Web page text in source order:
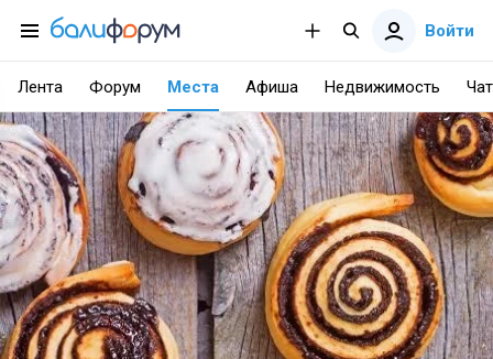
Войти
Лента Форум Места Афиша Недвижимость Чат